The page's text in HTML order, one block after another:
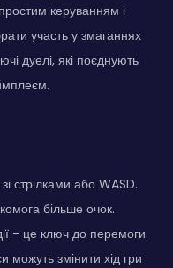
керуванням і
участь у змаганнях
дуелі, які поєднують
стрілками або WASD.
більше очок.
- це ключ до перемоги.
можуть змінити хід гри